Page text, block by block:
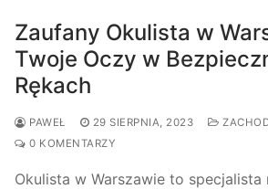
Zaufany Okulista w
Twoje Oczy w
Rękach
PAWEŁ 29 SIERPNIA, 2023
0 KOMENTARZY
Okulista w Warszawie to specjalista